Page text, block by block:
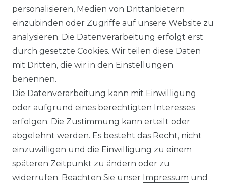
WIDERRUFSRECHT
IMPRESSUM
KONTAKT
Unsere Zahlungsmöglichkeiten
personalisieren, Medien von Drittanbietern
einzubinden oder Zugriffe auf unsere Website zu
analysieren. Die Datenverarbeitung erfolgt erst
durch gesetzte Cookies. Wir teilen diese Daten
mit Dritten, die wir in den Einstellungen
benennen.
Die Datenverarbeitung kann mit Einwilligung
oder aufgrund eines berechtigten Interesses
erfolgen. Die Zustimmung kann erteilt oder
abgelehnt werden. Es besteht das Recht, nicht
einzuwilligen und die Einwilligung zu einem
späteren Zeitpunkt zu ändern oder zu
widerrufen. Beachten Sie unser Impressum und